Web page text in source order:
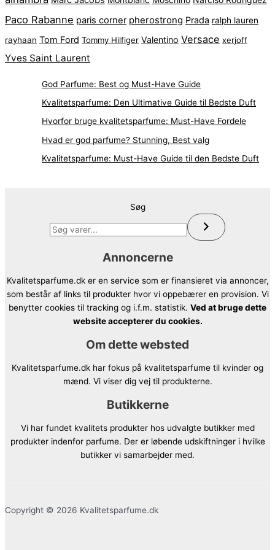
Paco Rabanne paris corner pherostrong Prada ralph lauren
rayhaan Tom Ford Tommy Hilfiger Valentino Versace xerjoff
Yves Saint Laurent
God Parfume: Best og Must-Have Guide
Kvalitetsparfume: Den Ultimative Guide til Bedste Duft
Hvorfor bruge kvalitetsparfume: Must-Have Fordele
Hvad er god parfume? Stunning, Best valg
Kvalitetsparfume: Must-Have Guide til den Bedste Duft
Søg
Annoncerne
Kvalitetsparfume.dk er en service som er finansieret via annoncer,
som består af links til produkter hvor vi oppebærer en provision. Vi
benytter cookies til tracking og i.f.m. statistik. Ved at bruge dette
website accepterer du cookies.
Om dette websted
Kvalitetsparfume.dk har fokus på kvalitetsparfume til kvinder og
mænd. Vi viser dig vej til produkterne.
Butikkerne
Vi har fundet kvalitets produkter hos udvalgte butikker med
produkter indenfor parfume. Der er løbende udskiftninger i hvilke
butikker vi samarbejder med.
Copyright © 2026 Kvalitetsparfume.dk